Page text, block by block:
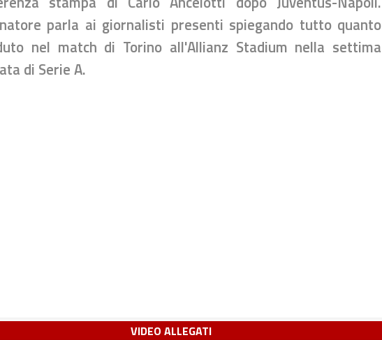
parla ai giornalisti presenti spiegando tutto quanto
nel match di Torino all'Allianz Stadium nella settima
di Serie A.
VIDEO ALLEGATI